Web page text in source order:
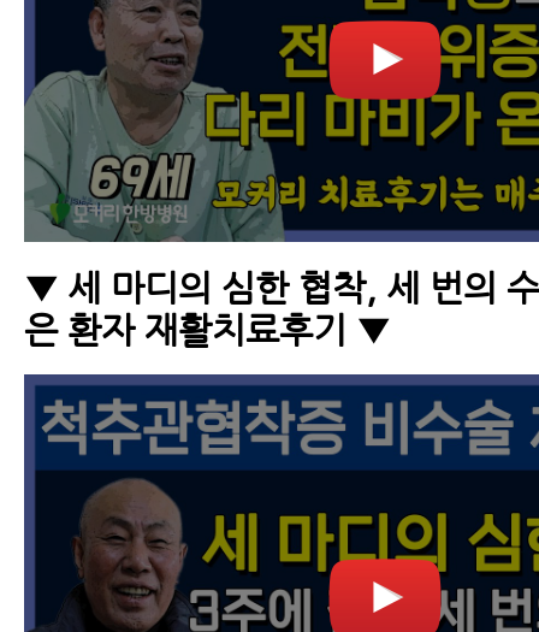
▼ 세 마디의 심한 협착, 세 번의
은 환자 재활치료후기 ▼